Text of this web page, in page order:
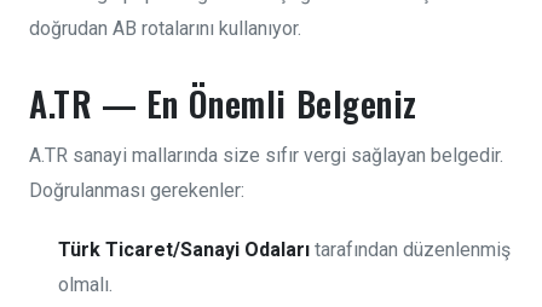
doğrudan AB rotalarını kullanıyor.
A.TR — En Önemli Belgeniz
A.TR sanayi mallarında size sıfır vergi sağlayan belgedir.
Doğrulanması gerekenler:
Türk Ticaret/Sanayi Odaları tarafından düzenlenmiş
olmalı.